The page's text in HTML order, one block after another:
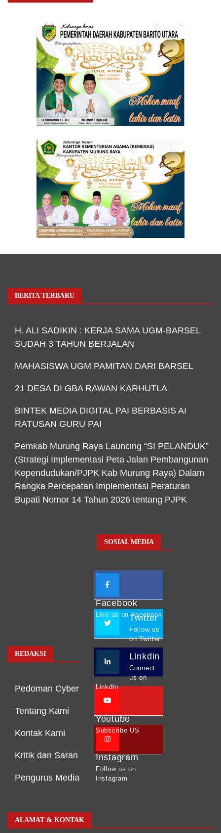
BERITA TERBARU
H. ALI SADIKIN : KERJA SAMA UGM-BARSEL
SUDAH 3 TAHUN BERJALAN
MAHASISWA UGM PAMITAN DARI BARSEL
21 DESA DI GBA RAWAN KARHUTLA
BINTEK MEDIA DIGITAL PAI BERBASIS AI
RATUSAN GURU PAI
Pemkab Murung Raya Launcing “SI PELANDUK”
(Strategi Implementasi Peta Jalan Pembangunan
Kependudukan/PJPK Kab Murung Raya) Dalam
Rangka Percepatan Implementasi Peraturan
Bupati Nomor 14 Tahun 2026 tentang PJPK
REDAKSI
Pedoman Cyber
Tentang Kami
Kontak Kami
Kritik dan Saran
Pengurus Media
SOSIAL MEDIA
Facebook
Like us on Facebook
Twitter
Follow us
on Twitter
Linkdin
Connect
us on
Linkdin
Youtube
Subscribe US
Instagram
Follow us on
Instagram
ALAMAT & KONTAK